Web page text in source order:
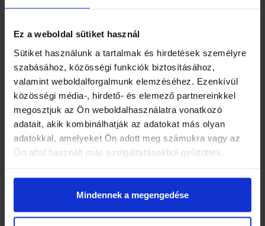
Ez a weboldal sütiket használ
Sütiket használunk a tartalmak és hirdetések személyre
szabásához, közösségi funkciók biztosításához,
valamint weboldalforgalmunk elemzéséhez. Ezenkívül
közösségi média-, hirdető- és elemező partnereinkkel
megosztjuk az Ön weboldalhasználatra vonatkozó
adatait, akik kombinálhatják az adatokat más olyan
adatokkal, amelyeket Ön adott meg számukra vagy az
Ön által használt más szolgáltatásokból gyűjtöttek.
Mindennek a megengedése
váltóruha és törölköző
cipő vagy szandál, amit nem sajnálsz
szúnyogriasztó, naptej
esőkabát
ZALA TÚRA
magával ragadó világával. Egy biztos, ha egyszer
kipróbálod, még többet szeretnél belőle!